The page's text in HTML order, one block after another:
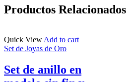
Productos Relacionados
Quick View Add to cart
Set de Joyas de Oro
Set de anillo en